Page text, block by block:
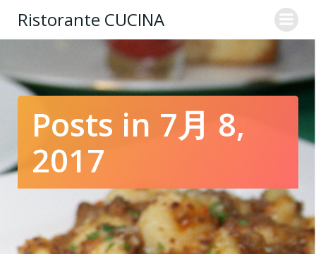
ン
テ
ン
ツ
へ
キ
Ristorante CUCINA
Posts in 7月 8,
2017